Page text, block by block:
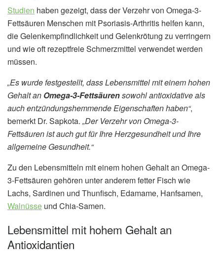
Studien haben gezeigt, dass der Verzehr von Omega-3-
Fettsäuren Menschen mit Psoriasis-Arthritis helfen kann,
die Gelenkempfindlichkeit und Gelenkrötung zu verringern
und wie oft rezeptfreie Schmerzmittel verwendet werden
müssen.
„Es wurde festgestellt, dass Lebensmittel mit einem hohen
Gehalt an Omega-3-Fettsäurensowohl antioxidative als
auch entzündungshemmende Eigenschaften haben“,
bemerkt Dr. Sapkota. „Der Verzehr von Omega-3-
Fettsäuren ist auch gut für Ihre Herzgesundheit und Ihre
allgemeine Gesundheit.“
Zu den Lebensmitteln mit einem hohen Gehalt an Omega-
3-Fettsäuren gehören unter anderem fetter Fisch wie
Lachs, Sardinen und Thunfisch, Edamame, Hanfsamen,
Walnüsse und Chia-Samen.
Lebensmittel mit hohem Gehalt an
Antioxidantien